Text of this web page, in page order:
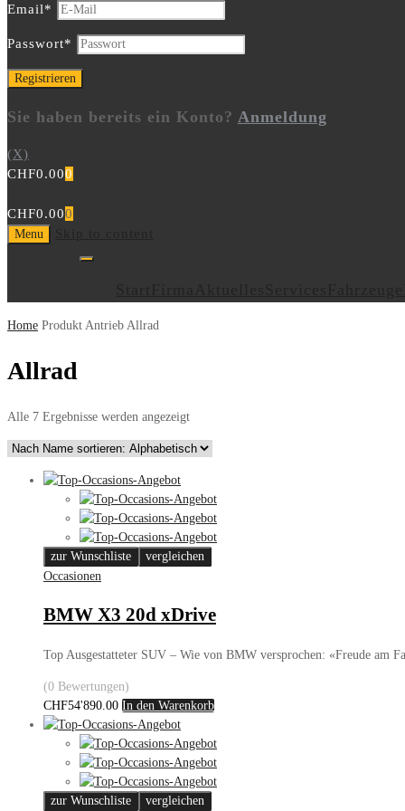
Email*
Passwort*
Sie haben bereits ein Konto? Anmeldung
(X)
CHF0.000
CHF0.000
Menu
Home Produkt Antrieb Allrad
Allrad
Alle 7 Ergebnisse werden angezeigt
zur Wunschliste
vergleichen
Occasionen
BMW X3 20d xDrive
Top Ausgestatteter SUV – Wie von BMW versprochen: «Freude am
(0 Bewertungen)
CHF54'890.00 In den Warenkorb
zur Wunschliste
vergleichen